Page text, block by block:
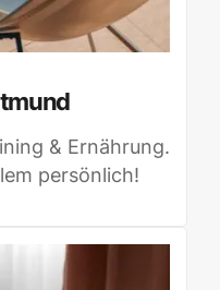
& Ernährung.
persönlich!